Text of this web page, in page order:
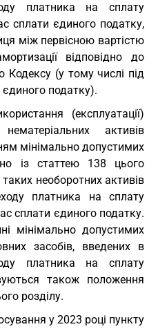
платника на сплату
сплати єдиного податку,
між первісною вартістю
відповідно до
Кодексу (у тому числі під
єдиного податку).
(експлуатації)
активів
мінімально допустимих
із статтею 138 цього
необоротних активів
платника на сплату
сплати єдиного податку.
мінімально допустимих
засобів, введених в
платника на сплату
також положення
розділу.
у 2023 році пункту